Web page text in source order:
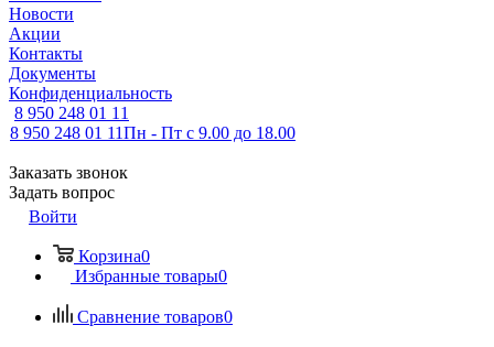
Новости
Акции
Контакты
Документы
Конфиденциальность
8 950 248 01 11
8 950 248 01 11Пн - Пт с 9.00 до 18.00
Заказать звонок
Задать вопрос
Войти
Корзина0
Избранные товары0
Сравнение товаров0